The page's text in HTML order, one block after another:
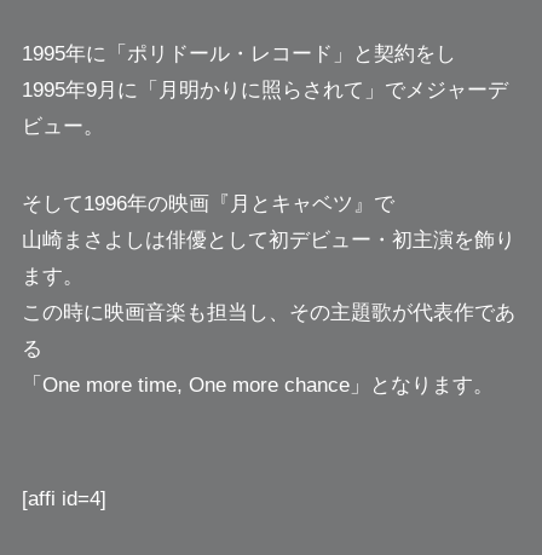
1995年に「ポリドール・レコード」と契約をし
1995年9月に「月明かりに照らされて」でメジャーデ
ビュー。
そして1996年の映画『月とキャベツ』で
山崎まさよしは俳優として初デビュー・初主演を飾り
ます。
この時に映画音楽も担当し、その主題歌が代表作であ
る
「One more time, One more chance」となります。
[affi id=4]